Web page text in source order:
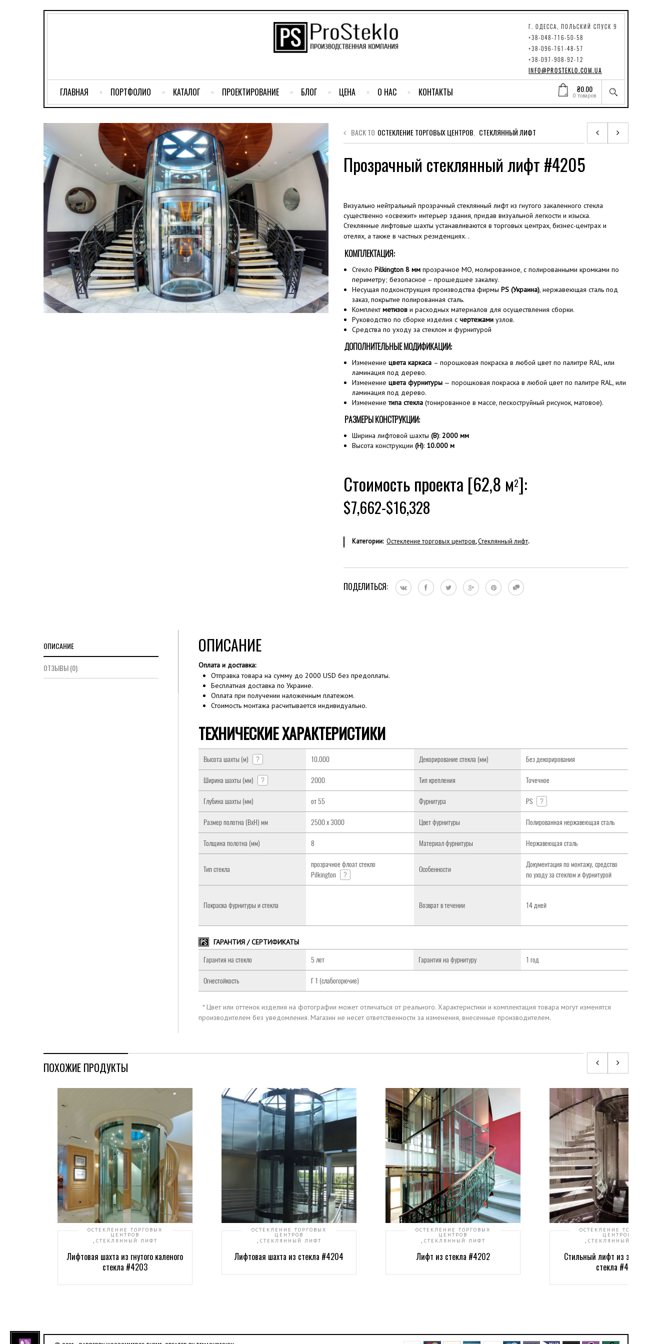
Г. ОДЕССА, ПОЛЬСКИЙ СПУСК 9
+38-048-716-50-58
+38-096-761-48-57
+38-097-908-92-12
INFO@PROSTEKLO.COM.UA
₴0.00
0 товаров
ГЛАВНАЯ ПОРТФОЛИО КАТАЛОГ ПРОЕКТИРОВАНИЕ БЛОГ ЦЕНА О НАС КОНТАКТЫ
BACK TO ОСТЕКЛЕНИЕ ТОРГОВЫХ ЦЕНТРОВ СТЕКЛЯННЫЙ ЛИФТ
Прозрачный стеклянный лифт #4205
Визуально нейтральный прозрачный стеклянный лифт из гнутого закаленного стекла
существенно «освежит» интерьер здания, придав визуальной легкости и изыска.
Стеклянные лифтовые шахты устанавливаются в торговых центрах, бизнес-центрах и
отелях, а также в частных резиденциях. .
КОМПЛЕКТАЦИЯ:
Стекло Pilkington 8 мм прозрачное MO, молированное, с полированными кромками по
периметру; безопасное – прошедшее закалку.
Несущая подконструкция производства фирмы PS (Украина), нержавеющая сталь под
заказ, покрытие полированная сталь.
Комплектметизов и расходных материалов для осуществления сборки.
Руководство по сборке изделия с чертежами узлов.
Средства по уходу за стеклом и фурнитурой
ДОПОЛНИТЕЛЬНЫЕ МОДИФИКАЦИИ:
Изменение цвета каркаса – порошковая покраска в любой цвет по палитре RAL, или
ламинация под дерево.
Изменение цвета фурнитуры — порошковая покраска в любой цвет по палитре RAL, или
ламинация под дерево.
Изменениетипа стекла (тонированное в массе, пескоструйный рисунок, матовое).
РАЗМЕРЫ КОНСТРУКЦИИ:
Ширина лифтовой шахты (B): 2000 мм
Высота конструкции (Н): 10.000 м
Стоимость проекта [62,8 м2]:
$7,662-$16,328
Категории: Остекление торговых центров,Стеклянный лифт.
ПОДЕЛИТЬСЯ:
ОПИСАНИЕ
ОТЗЫВЫ (0)
ОПИСАНИЕ
Оплата и доставка:
Отправка товара на сумму до 2000 USD без предоплаты.
Бесплатная доставка по Украине.
Оплата при получении наложенным платежом.
Стоимость монтажа расчитывается индивидуально.
ТЕХНИЧЕСКИЕ ХАРАКТЕРИСТИКИ
Высота шахты (м) ? 10.000 Декорирование стекла (мм) Без декорирования
Ширина шахты (мм) ? 2000 Тип крепления Точечное
Глубина шахты (мм) от 55 Фурнитура PS ?
Размер полотна (ВxH) мм 2500 x 3000 Цвет фурнитуры Полированная нержавеющая сталь
Толщина полотна (мм) 8 Материал фурнитуры Нержавеющая сталь
Тип стекла
прозрачное флоат стекло
Pilkington
?
Особенности
Документация по монтажу, средство
по уходу за стеклом и фурнитурой
Покраска фурнитуры и стекла Возврат в течении 14 дней
ГАРАНТИЯ / СЕРТИФИКАТЫ
Гарантия на стекло 5 лет Гарантия на фурнитуру 1 год
Огнестойкость Г 1 (слабогорючие)
* Цвет или оттенок изделия на фотографии может отличаться от реального. Характеристики и комплектация товара могут изменятся
производителем без уведомления. Магазин не несет ответственности за изменения, внесенные производителем.
ПОХОЖИЕ ПРОДУКТЫ
ОСТЕКЛЕНИЕ ТОРГОВЫХ
ЦЕНТРОВ
, СТЕКЛЯННЫЙ ЛИФТ
Лифтовая шахта из гнутого каленого
стекла #4203
ОСТЕКЛЕНИЕ ТОРГОВЫХ
ЦЕНТРОВ
, СТЕКЛЯННЫЙ ЛИФТ
Лифтовая шахта из стекла #4204
ОСТЕКЛЕНИЕ ТОРГОВЫХ
ЦЕНТРОВ
, СТЕКЛЯННЫЙ ЛИФТ
Лифт из стекла #4202
ОСТЕКЛЕНИЕ ТОРГОВЫХ
ЦЕНТРОВ
, СТЕКЛЯННЫЙ ЛИФТ
Стильный лифт из закругленного
стекла #4211